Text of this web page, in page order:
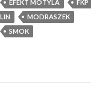
EFEKT MOTYLA
FKP
MODRASZEK
SMOK